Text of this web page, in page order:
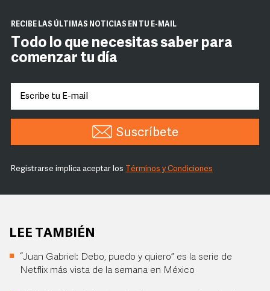
RECIBE LAS ÚLTIMAS NOTICIAS EN TU E-MAIL
Todo lo que necesitas saber para
comenzar tu día
Suscríbete
Registrarse implica aceptar los Términos y Condiciones
LEE TAMBIÉN
“Juan Gabriel: Debo, puedo y quiero” es la serie de
Netflix más vista de la semana en México